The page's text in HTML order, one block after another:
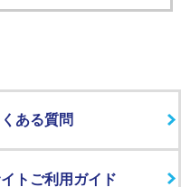
ある質問
トご利用ガイド